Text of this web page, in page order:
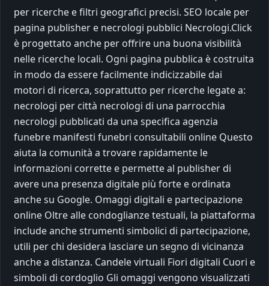
per ricerche e filtri geografici precisi. SEO locale per
pagina publisher e necrologi pubblici Necrologi.Click
è progettato anche per offrire una buona visibilità
nelle ricerche locali. Ogni pagina pubblica è costruita
in modo da essere facilmente indicizzabile dai
motori di ricerca, soprattutto per ricerche legate a:
necrologi per città necrologi di una parrocchia
necrologi pubblicati da una specifica agenzia
funebre manifesti funebri consultabili online Questo
aiuta la comunità a trovare rapidamente le
informazioni corrette e permette al publisher di
avere una presenza digitale più forte e ordinata
anche su Google. Omaggi digitali e partecipazione
online Oltre alle condoglianze testuali, la piattaforma
include anche strumenti simbolici di partecipazione,
utili per chi desidera lasciare un segno di vicinanza
anche a distanza. Candele virtuali Fiori digitali Cuori e
simboli di cordoglio Gli omaggi vengono visualizzati